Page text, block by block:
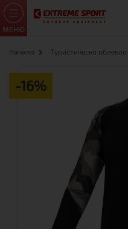
МЕНЮ
Начало Туристическо облекло
-16%